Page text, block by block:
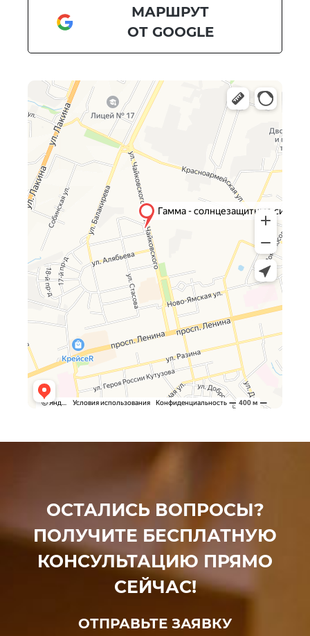
МАРШРУТ
ОТ GOOGLE
ОСТАЛИСЬ ВОПРОСЫ?
ПОЛУЧИТЕ БЕСПЛАТНУЮ
КОНСУЛЬТАЦИЮ ПРЯМО
СЕЙЧАС!
ОТПРАВЬТЕ ЗАЯВКУ